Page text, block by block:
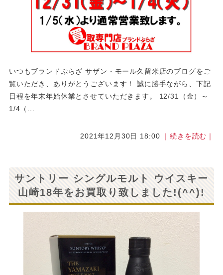
いつもブランドぷらざ サザン・モール久留米店のブログをご
覧いただき、ありがとうございます！ 誠に勝手ながら、下記
日程を年末年始休業とさせていただきます。 12/31（金）～
1/4（...
2021年12月30日 18:00 ｜続きを読む｜
サントリー シングルモルト ウイスキー
山崎18年をお買取り致しました!(^^)!